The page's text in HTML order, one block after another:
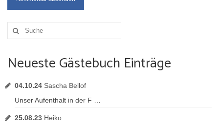
Suche
nach:
Neueste Gästebuch Einträge
04.10.24 Sascha Bellof
Unser Aufenthalt in der F …
25.08.23 Heiko